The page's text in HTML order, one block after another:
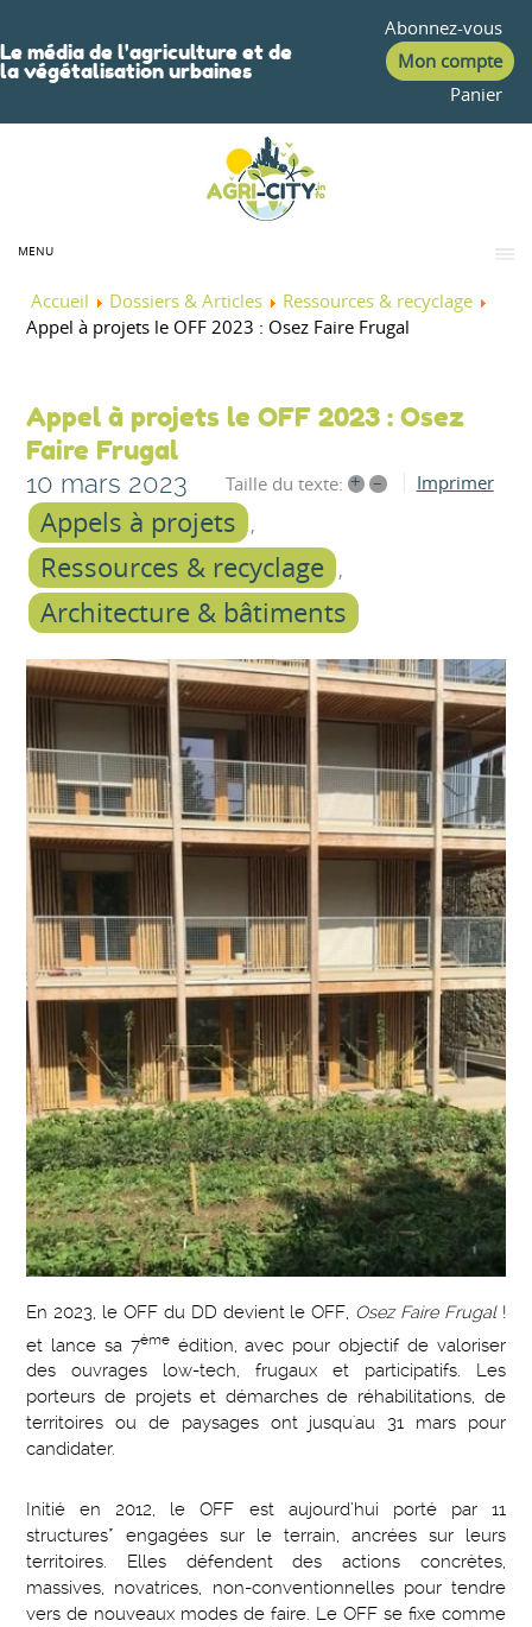
Le média de l'agriculture et de
la végétalisation urbaines
Abonnez-vous
Mon compte
Panier
MENU
Accueil Dossiers & Articles
Ressources & recyclage
Appel à projets le OFF 2023 : Osez Faire Frugal
Appel à projets le OFF 2023 : Osez
Faire Frugal
10 mars 2023 Taille du texte: + – Imprimer
Appels à projets
Ressources & recyclage
Architecture & bâtiments
En 2023, le OFF du DD devient le OFF, Osez Faire Frugal!
et lance sa 7èmeédition, avec pour objectif de valoriser
des ouvrages low-tech, frugaux et participatifs. Les
porteurs de projets et démarches de réhabilitations, de
territoires ou de paysages ont jusqu'au 31 mars pour
candidater.
Initié en 2012, le OFF est aujourd’hui porté par 11
structures* engagées sur le terrain, ancrées sur leurs
territoires. Elles défendent des actions concrètes,
massives, novatrices, non-conventionnelles pour tendre
vers de nouveaux modes de faire. Le OFF se fixe comme